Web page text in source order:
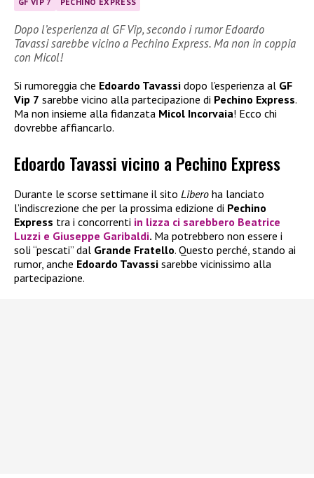
Dopo l’esperienza al GF Vip, secondo i rumor Edoardo
Tavassi sarebbe vicino a Pechino Express. Ma non in coppia
con Micol!
Si rumoreggia che Edoardo Tavassi dopo l’esperienza al GF
Vip 7 sarebbe vicino alla partecipazione di Pechino Express.
Ma non insieme alla fidanzata Micol Incorvaia! Ecco chi
dovrebbe affiancarlo.
Edoardo Tavassi vicino a Pechino Express
Durante le scorse settimane il sito Libero ha lanciato
l’indiscrezione che per la prossima edizione di Pechino
Express tra i concorrenti in lizza ci sarebbero Beatrice
Luzzi e Giuseppe Garibaldi. Ma potrebbero non essere i
soli “pescati” dal Grande Fratello. Questo perché, stando ai
rumor, anche Edoardo Tavassi sarebbe vicinissimo alla
partecipazione.